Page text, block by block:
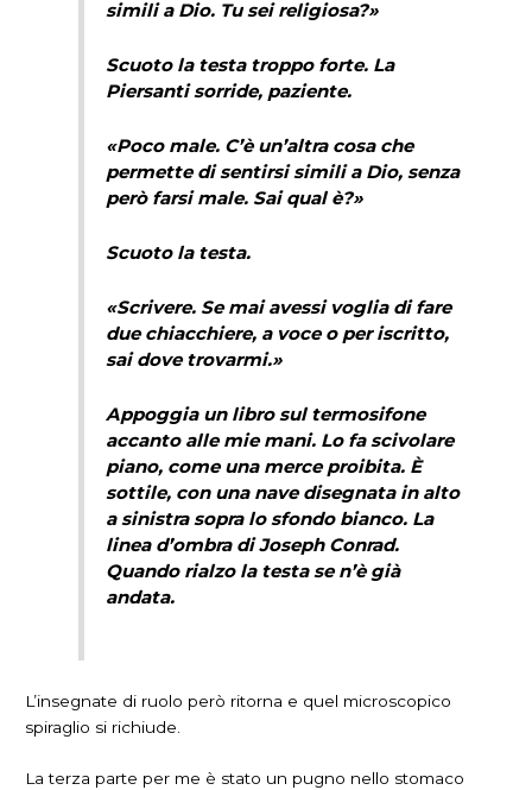
simili a Dio. Tu sei religiosa?»
Scuoto la testa troppo forte. La
Piersanti sorride, paziente.
«Poco male. C’è un’altra cosa che
permette di sentirsi simili a Dio, senza
però farsi male. Sai qual è?»
Scuoto la testa.
«Scrivere. Se mai avessi voglia di fare
due chiacchiere, a voce o per iscritto,
sai dove trovarmi.»
Appoggia un libro sul termosifone
accanto alle mie mani. Lo fa scivolare
piano, come una merce proibita. È
sottile, con una nave disegnata in alto
a sinistra sopra lo sfondo bianco. La
linea d’ombra di Joseph Conrad.
Quando rialzo la testa se n’è già
andata.
L’insegnate di ruolo però ritorna e quel microscopico
spiraglio si richiude.
La terza parte per me è stato un pugno nello stomaco